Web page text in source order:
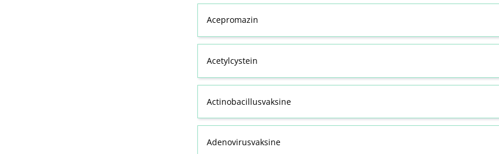
Acepromazin
Acetylcystein
Actinobacillusvaksine
Adenovirusvaksine